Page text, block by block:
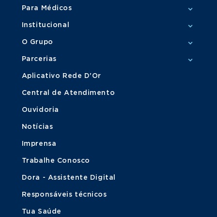
Para Médicos
Institucional
O Grupo
Parcerias
Aplicativo Rede D'Or
Central de Atendimento
Ouvidoria
Notícias
Imprensa
Trabalhe Conosco
Dora - Assistente Digital
Responsáveis técnicos
Tua Saúde